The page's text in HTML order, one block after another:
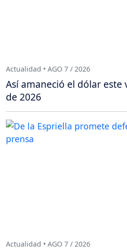
Actualidad • AGO 7 / 2026
Así amaneció el dólar este
de 2026
Actualidad • AGO 7 / 2026